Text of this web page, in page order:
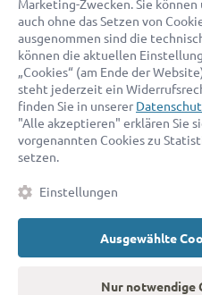
© 2026 advocado - einfach online
KontaktDatenschutz
Cookies
Marketing-Zwecken. Sie
auch ohne das Setzen von
ausgenommen sind die
können die aktuellen
„Cookies“ (am Ende der
steht jederzeit ein
finden Sie in unserer
"Alle akzeptieren" erklären Sie
vorgenannten Cookies zu
setzen.
Einstellungen
Ausgewählte
Nur notwendige